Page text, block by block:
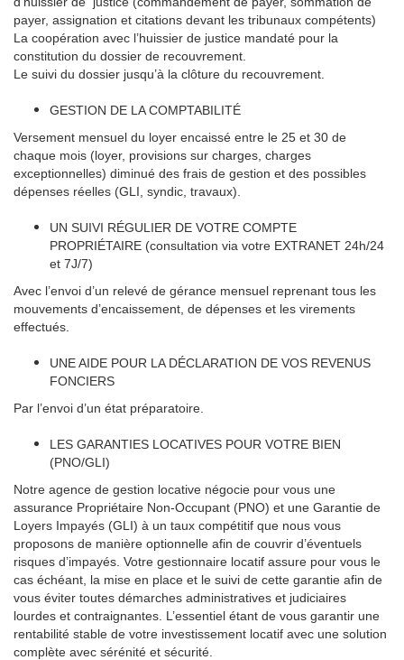
payer, assignation et citations devant les tribunaux compétents)
La coopération avec l’huissier de justice mandaté pour la
constitution du dossier de recouvrement.
Le suivi du dossier jusqu’à la clôture du recouvrement.
GESTION DE LA COMPTABILITÉ
Versement mensuel du loyer encaissé entre le 25 et 30 de
chaque mois (loyer, provisions sur charges, charges
exceptionnelles) diminué des frais de gestion et des possibles
dépenses réelles (GLI, syndic, travaux).
UN SUIVI RÉGULIER DE VOTRE COMPTE
PROPRIÉTAIRE (consultation via votre EXTRANET 24h/24
et 7J/7)
Avec l’envoi d’un relevé de gérance mensuel reprenant tous les
mouvements d’encaissement, de dépenses et les virements
effectués.
UNE AIDE POUR LA DÉCLARATION DE VOS REVENUS
FONCIERS
Par l’envoi d’un état préparatoire.
LES GARANTIES LOCATIVES POUR VOTRE BIEN
(PNO/GLI)
Notre agence de gestion locative négocie pour vous une
assurance Propriétaire Non-Occupant (PNO) et une Garantie de
Loyers Impayés (GLI) à un taux compétitif que nous vous
proposons de manière optionnelle afin de couvrir d’éventuels
risques d’impayés. Votre gestionnaire locatif assure pour vous le
cas échéant, la mise en place et le suivi de cette garantie afin de
vous éviter toutes démarches administratives et judiciaires
lourdes et contraignantes. L’essentiel étant de vous garantir une
rentabilité stable de votre investissement locatif avec une solution
complète avec sérénité et sécurité.